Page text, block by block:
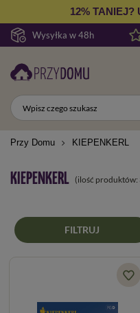
Wysyłka w 48h
12% TANIEJ?
Przy Domu KIEPENKERL
KIEPENKERL (ilość produktów:
FILTRUJ